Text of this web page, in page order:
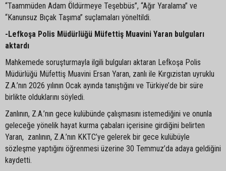
“Taammüden Adam Öldürmeye Teşebbüs”, “Ağır Yaralama” ve
“Kanunsuz Bıçak Taşıma” suçlamaları yöneltildi.
-Lefkoşa Polis Müdürlüğü Müfettiş Muavini Yaran bulguları
aktardı
Mahkemede soruşturmayla ilgili bulguları aktaran Lefkoşa Polis
Müdürlüğü Müfettiş Muavini Ersan Yaran, zanlı ile Kırgızistan uyruklu
Z.A.’nın 2026 yılının Ocak ayında tanıştığını ve Türkiye’de bir süre
birlikte olduklarını söyledi.
Zanlının, Z.A.’nın gece kulübünde çalışmasını istemediğini ve onunla
geleceğe yönelik hayat kurma çabaları içerisine girdiğini belirten
Yaran, zanlının, Z.A.’nın KKTC’ye gelerek bir gece kulübüyle
sözleşme yaptığını öğrenmesi üzerine 30 Temmuz’da adaya geldiğini
kaydetti.